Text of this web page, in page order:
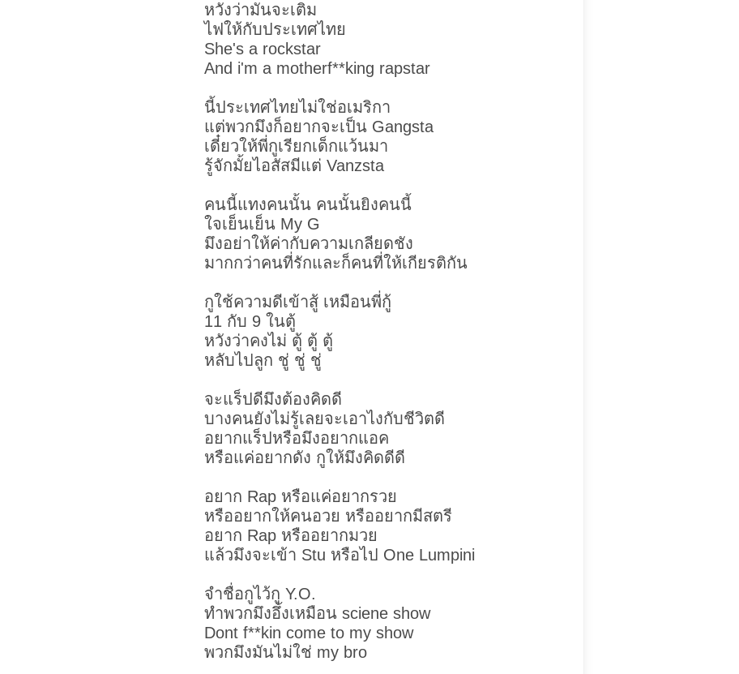
หวังว่ามันจะเติม
ไฟให้กับประเทศไทย
She's a rockstar
And i'm a motherf**king rapstar
นี้ประเทศไทยไม่ใช่อเมริกา
แต่พวกมึงก็อยากจะเป็น Gangsta
เดี๋ยวให้พี่กูเรียกเด็กแว้นมา
รู้จักมั้ยไอสัสมีแต่ Vanzsta
คนนี้แทงคนนั้น คนนั้นยิงคนนี้
ใจเย็นเย็น My G
มึงอย่าให้ค่ากับความเกลียดชัง
มากกว่าคนที่รักและก็คนที่ให้เกียรติกัน
กูใช้ความดีเข้าสู้ เหมือนพี่กู้
11 กับ 9 ในตู้
หวังว่าคงไม่ ตู้ ตู้ ตู้
หลับไปลูก ชู่ ชู่ ชู่
จะแร็ปดีมึงต้องคิดดี
บางคนยังไม่รู้เลยจะเอาไงกับชีวิตดี
อยากแร็ปหรือมึงอยากแอค
หรือแค่อยากดัง กูให้มึงคิดดีดี
อยาก Rap หรือแค่อยากรวย
หรืออยากให้คนอวย หรืออยากมีสตรี
อยาก Rap หรืออยากมวย
แล้วมึงจะเข้า Stu หรือไป One Lumpini
จำชื่อกูไว้กู Y.O.
ทำพวกมึงอึ้งเหมือน sciene show
Dont f**kin come to my show
พวกมึงมันไม่ใช่ my bro